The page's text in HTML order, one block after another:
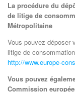
La procédure du
de litige de
Métropolitaine
Vous pouvez déposer
litige de
http://www.europe-
Vous pouvez
Commission